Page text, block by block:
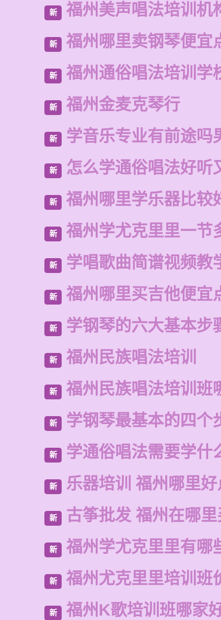
新 福州美声唱法培训机
新 福州哪里卖钢琴便宜
新 福州通俗唱法培训学
新 福州金麦克琴行
新 学音乐专业有前途吗
新 怎么学通俗唱法好听
新 福州哪里学乐器比较
新 福州学尤克里里一节
新 学唱歌曲简谱视频教
新 福州哪里买吉他便宜
新 学钢琴的六大基本步
新 福州民族唱法培训
新 福州民族唱法培训班
新 学钢琴最基本的四个
新 学通俗唱法需要学什
新 乐器培训 福州哪里
新 古筝批发 福州在哪
新 福州学尤克里里有哪
新 福州尤克里里培训班
新 福州K歌培训班哪家